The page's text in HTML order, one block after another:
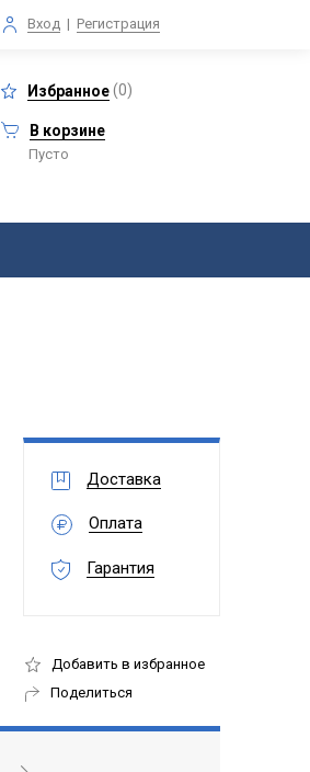
Вход | Регистрация
Избранное(0)
В корзине
Пусто
Доставка
Оплата
Гарантия
Добавить в избранное
Поделиться